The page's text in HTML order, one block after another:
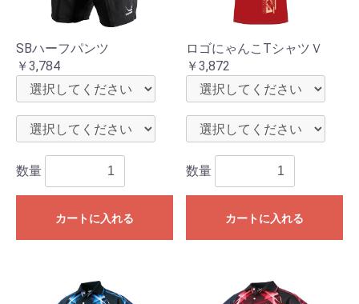
SBハーフパンツ
￥3,784
数量
カートに入れる
ロゴにゃんこTシャツＶ
￥3,872
数量
カートに入れる
お買い物を続ける カートへ進む